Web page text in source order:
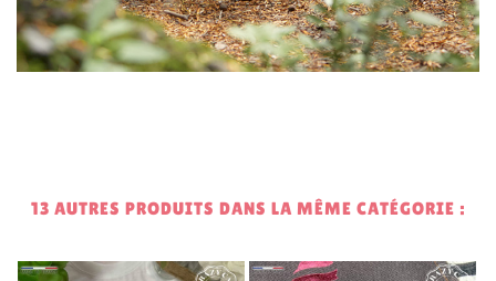
13 AUTRES PRODUITS DANS LA MÊME CATÉGORIE :